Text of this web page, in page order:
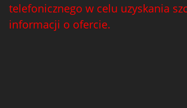
telefonicznego w celu uzyskania
informacji o ofercie.